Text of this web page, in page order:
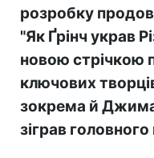
розробку
"Як Ґрінч украв
новою стрічкою
ключових
зокрема й Джима
зіграв